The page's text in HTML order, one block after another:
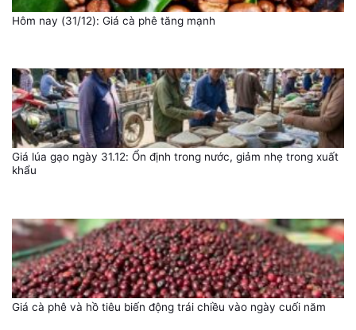
Hôm nay (31/12): Giá cà phê tăng mạnh
Giá lúa gạo ngày 31.12: Ổn định trong nước, giảm nhẹ trong xuất
khẩu
Giá cà phê và hồ tiêu biến động trái chiều vào ngày cuối năm